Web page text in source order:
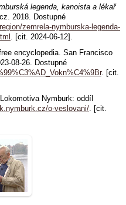
legenda, kanoista a lékař
. 2018. Dostupné
zemrela-nymburska-legenda-
. [cit. 2024-06-12].
encyclopedia. San Francisco
08-26. Dostupné
. [cit.
Nymburk: oddíl
o-veslovani/. [cit.